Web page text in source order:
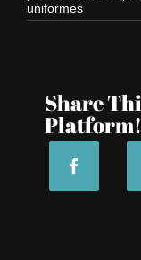
uniformes
Share
Platform!